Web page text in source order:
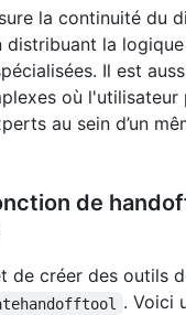
la continuité du
la
Il est
où l'utilisateur
au sein d’un
de
de créer des outils
. Voici